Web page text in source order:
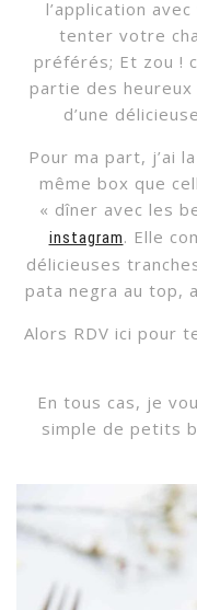
l’application
tenter votre
préférés; Et zou !
partie des
d’une
Pour ma part, j’ai
même box que
« dîner avec les
instagram. Elle
délicieuses
pata negra au top,
Alors RDV ici pour
En tous cas, je
simple de petits